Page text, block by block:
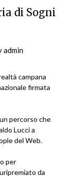
di Sogni
admin
campana
firmata
percorso che
Lucci a
del Web.
per
da